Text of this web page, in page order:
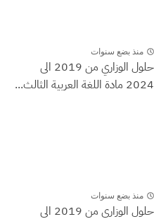
منذ بضع سنوات
حلول الوزاري من 2019 الى
2024 مادة اللغة العربية الثالث...
منذ بضع سنوات
حلول الوزاري من 2019 الى